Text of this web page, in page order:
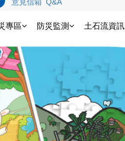
意見信箱 Q&A
專區
防災監測 土石流資訊